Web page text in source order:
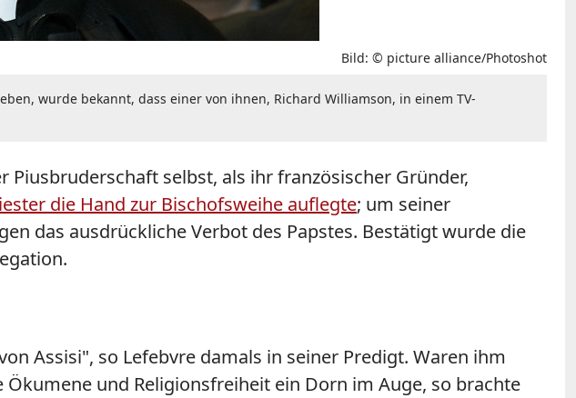
Bild: © picture alliance/Photoshot
wurde bekannt, dass einer von ihnen, Richard Williamson, in einem TV-
selbst, als ihr französischer Gründer,
die Hand zur Bischofsweihe auflegte; um seiner
das ausdrückliche Verbot des Papstes. Bestätigt wurde die
Assisi", so Lefebvre damals in seiner Predigt. Waren ihm
und Religionsfreiheit ein Dorn im Auge, so brachte